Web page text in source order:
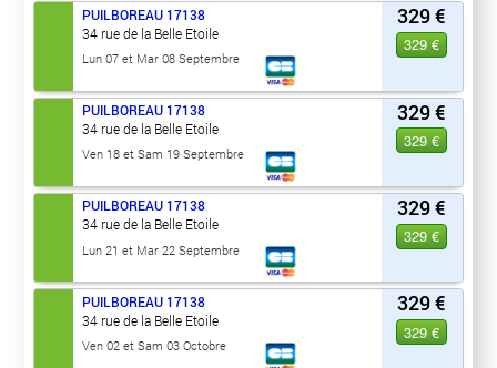
329 €
329 €
PUILBOREAU 17138
34 rue de la Belle Etoile
Lun 07 et Mar 08 Septembre
329 €
329 €
PUILBOREAU 17138
34 rue de la Belle Etoile
Ven 18 et Sam 19 Septembre
329 €
329 €
PUILBOREAU 17138
34 rue de la Belle Etoile
Lun 21 et Mar 22 Septembre
329 €
329 €
PUILBOREAU 17138
34 rue de la Belle Etoile
Ven 02 et Sam 03 Octobre